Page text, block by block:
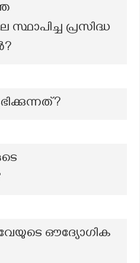
പ്രസിദ്ധ
ഔദ്യോഗിക